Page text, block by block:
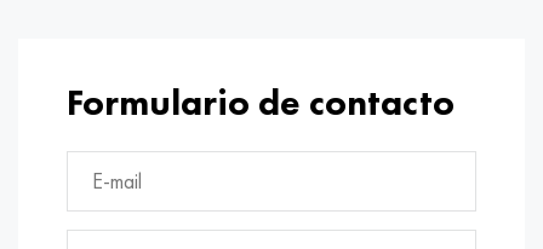
Formulario de contacto